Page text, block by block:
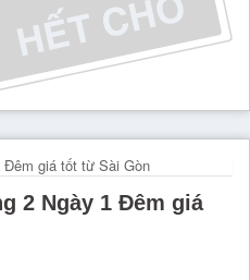
2 Ngày 1 Đêm giá